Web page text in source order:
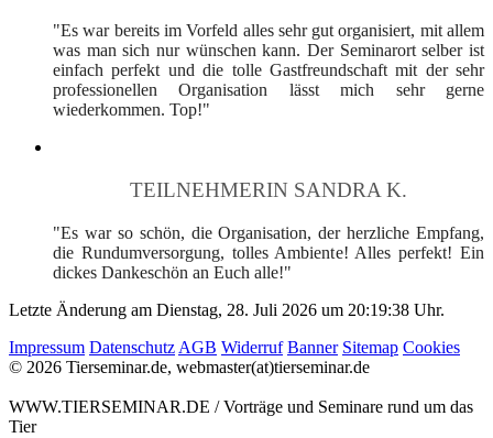
"Es war bereits im Vorfeld alles sehr gut organisiert, mit allem
was man sich nur wünschen kann. Der Seminarort selber ist
einfach perfekt und die tolle Gastfreundschaft mit der sehr
professionellen Organisation lässt mich sehr gerne
wiederkommen. Top!"
TEILNEHMERIN SANDRA K.
"Es war so schön, die Organisation, der herzliche Empfang,
die Rundumversorgung, tolles Ambiente! Alles perfekt! Ein
dickes Dankeschön an Euch alle!"
Letzte Änderung am Dienstag, 28. Juli 2026 um 20:19:38 Uhr.
Impressum DatenschutzAGB Widerruf Banner Sitemap Cookies
© 2026 Tierseminar.de, webmaster(at)tierseminar.de
WWW.TIERSEMINAR.DE / Vorträge und Seminare rund um das
Tier